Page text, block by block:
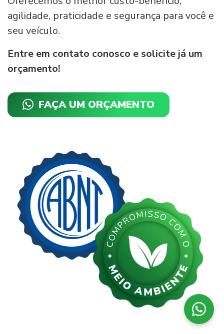
agilidade, praticidade e segurança para você e
seu veículo.
Entre em contato conosco e solicite já um
orçamento!
FAÇA UM ORÇAMENTO